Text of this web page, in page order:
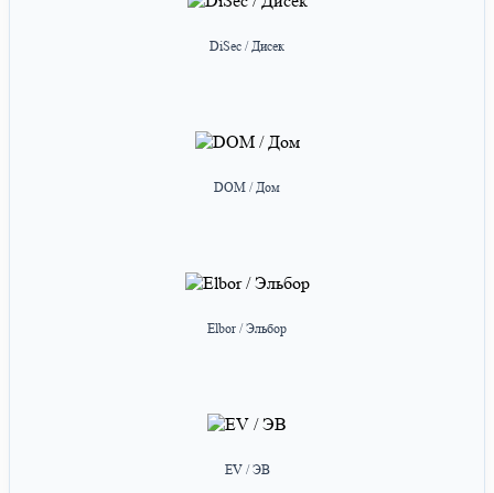
DiSec / Дисек
DOM / Дом
Elbor / Эльбор
EV / ЭВ